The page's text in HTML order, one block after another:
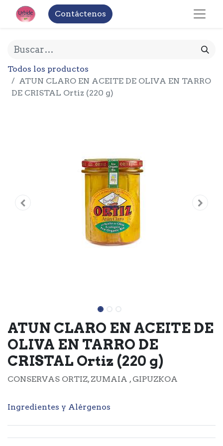
Contáctenos
Todos los productos
ATUN CLARO EN ACEITE DE OLIVA EN TARRO
DE CRISTAL Ortiz (220 g)
ATUN CLARO EN ACEITE DE
OLIVA EN TARRO DE
CRISTAL Ortiz (220 g)
CONSERVAS ORTIZ, ZUMAIA , GIPUZKOA
Ingredientes y Alérgenos